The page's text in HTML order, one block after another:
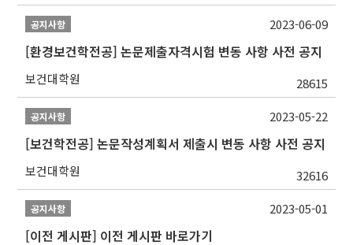
공지사항
[환경보건학전공] 논문제출자격시험 변동 사항 사전 공지
보건대학원 28615
2023-06-09
공지사항
[보건학전공] 논문작성계획서 제출시 변동 사항 사전 공지
보건대학원 32616
2023-05-22
공지사항
[이전 게시판] 이전 게시판 바로가기
2023-05-01